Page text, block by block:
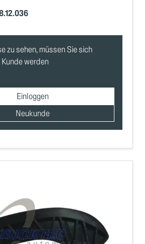
zu sehen, müssen Sie sich
werden
Einloggen
Neukunde